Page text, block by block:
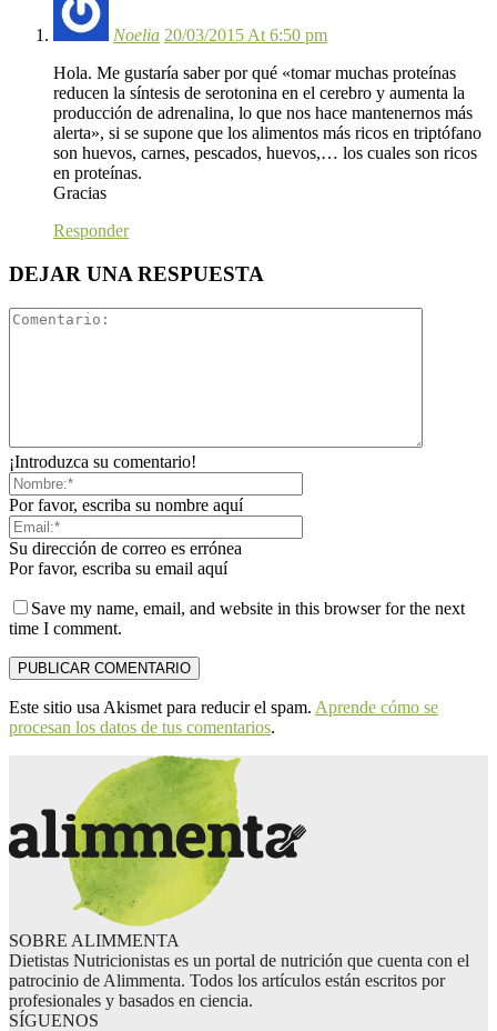
Noelia 20/03/2015 At 6:50 pm
Hola. Me gustaría saber por qué «tomar muchas proteínas
reducen la síntesis de serotonina en el cerebro y aumenta la
producción de adrenalina, lo que nos hace mantenernos más
alerta», si se supone que los alimentos más ricos en triptófano
son huevos, carnes, pescados, huevos,… los cuales son ricos
en proteínas.
Gracias
Responder
DEJAR UNA RESPUESTA
¡Introduzca su comentario!
Por favor, escriba su nombre aquí
Su dirección de correo es errónea
Por favor, escriba su email aquí
Save my name, email, and website in this browser for the next
time I comment.
Este sitio usa Akismet para reducir el spam. Aprende cómo se
procesan los datos de tus comentarios.
SOBRE ALIMMENTA
Dietistas Nutricionistas es un portal de nutrición que cuenta con el
patrocinio de Alimmenta. Todos los artículos están escritos por
profesionales y basados en ciencia.
SÍGUENOS